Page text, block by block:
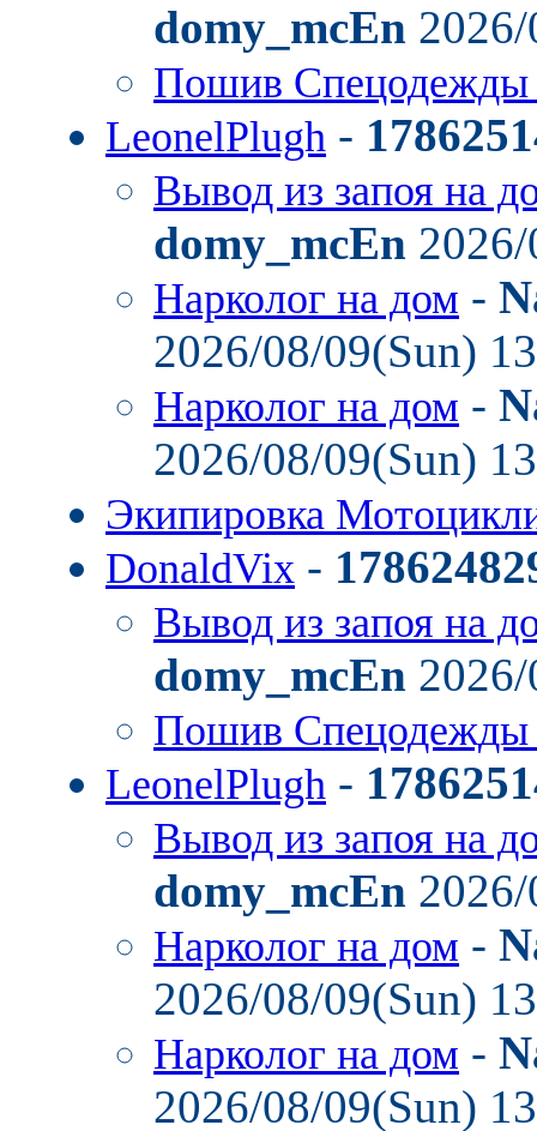
domy_mcEn
Пошив
LeonelPlugh -
Вывод из запоя на
domy_mcEn
Нарколог на дом -
2026/08/09(Sun)
Нарколог на дом -
2026/08/09(Sun)
Экипировка
DonaldVix -
Вывод из запоя на
domy_mcEn
Пошив
LeonelPlugh -
Вывод из запоя на
domy_mcEn
Нарколог на дом -
2026/08/09(Sun)
Нарколог на дом -
2026/08/09(Sun)